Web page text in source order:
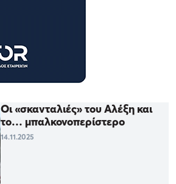
Οι «σκανταλιές» του Αλέξη και
το… μπαλκονοπερίστερο
14.11.2025